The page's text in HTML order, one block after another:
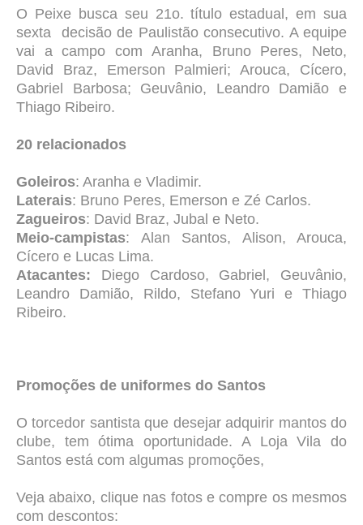
O Peixe busca seu 21o. título estadual, em sua
sexta decisão de Paulistão consecutivo. A equipe
vai a campo com Aranha, Bruno Peres, Neto,
David Braz, Emerson Palmieri; Arouca, Cícero,
Gabriel Barbosa; Geuvânio, Leandro Damião e
Thiago Ribeiro.
20 relacionados
Goleiros: Aranha e Vladimir.
Laterais: Bruno Peres, Emerson e Zé Carlos.
Zagueiros: David Braz, Jubal e Neto.
Meio-campistas: Alan Santos, Alison, Arouca,
Cícero e Lucas Lima.
Atacantes: Diego Cardoso, Gabriel, Geuvânio,
Leandro Damião, Rildo, Stefano Yuri e Thiago
Ribeiro.
Promoções de uniformes do Santos
O torcedor santista que desejar adquirir mantos do
clube, tem ótima oportunidade. A Loja Vila do
Santos está com algumas promoções,
Veja abaixo, clique nas fotos e compre os mesmos
com descontos: